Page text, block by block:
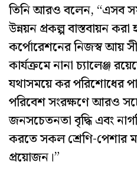
তিনি আরও বলেন, “এসব
উন্নয়ন প্রকল্প বাস্তবায়ন করা
কর্পোরেশনের নিজস্ব আয়
কার্যক্রমে নানা চ্যালেঞ্জ
যথাসময়ে কর পরিশোধের
পরিবেশ সংরক্ষণে আরও
জনসচেতনতা বৃদ্ধি এবং
করতে সকল শ্রেণি-পেশার
প্রয়োজন।”